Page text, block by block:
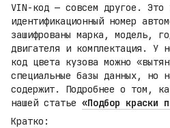
VIN-код — совсем другое. Это
идентификационный номер
зашифрованы марка, модель,
двигателя и комплектация. У
код цвета кузова можно
специальные базы данных, но
содержит. Подробнее о том,
нашей статье «Подбор краски
Кратко: